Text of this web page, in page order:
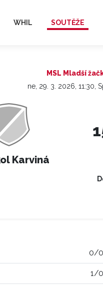
WHIL SOUTĚŽE
MSL Mladší
ne, 29. 3. 2026, 11:30,
Karviná
0/0
1/0